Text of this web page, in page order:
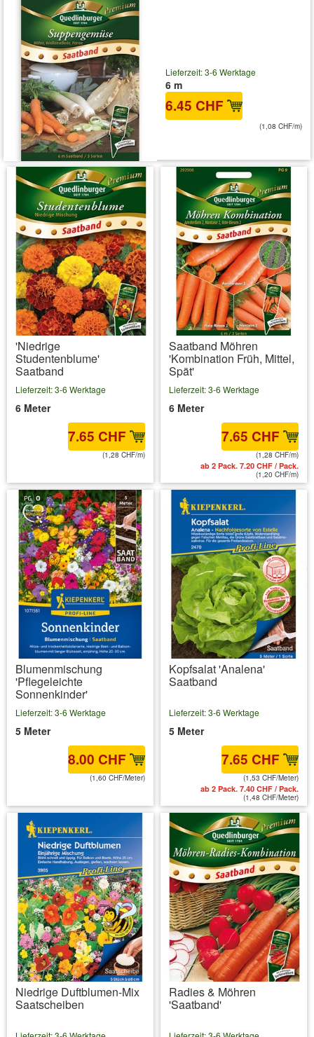
Lieferzeit: 3-6 Werktage
6 m
6.45 CHF
(1,08 CHF/m)
'Niedrige
Studentenblume'
Saatband
Lieferzeit: 3-6 Werktage
6 Meter
7.65 CHF
(1,28 CHF/m)
Saatband Möhren
'Kombination Früh, Mittel,
Spät'
Lieferzeit: 3-6 Werktage
6 Meter
7.65 CHF
(1,28 CHF/m)
ab 2 Pack. 7.20 CHF / Pack.
(1,20 CHF/m)
Blumenmischung
'Pflegeleichte
Sonnenkinder'
Lieferzeit: 3-6 Werktage
5 Meter
8.00 CHF
(1,60 CHF/Meter)
Kopfsalat 'Analena'
Saatband
Lieferzeit: 3-6 Werktage
5 Meter
7.65 CHF
(1,53 CHF/Meter)
ab 2 Pack. 7.40 CHF / Pack.
(1,48 CHF/Meter)
Niedrige Duftblumen-Mix
Saatscheiben
Radies & Möhren
'Saatband'